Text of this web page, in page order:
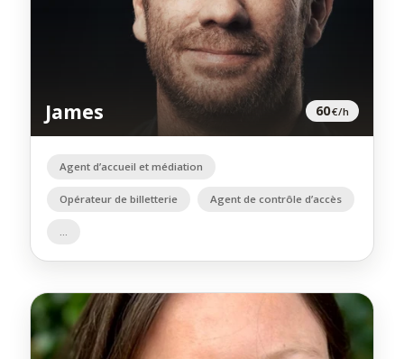
James 60€/h
Agent d’accueil et médiation
Opérateur de billetterie Agent de contrôle d’accès